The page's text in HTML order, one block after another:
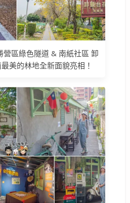
營區綠色隧道 & 南紙社區 卸
美的林地全新面貌亮相！